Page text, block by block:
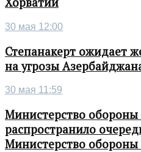
30 мая 12:00
Степанакерт ожидает
на угрозы
30 мая 11:59
Министерство
распространило
Министерство